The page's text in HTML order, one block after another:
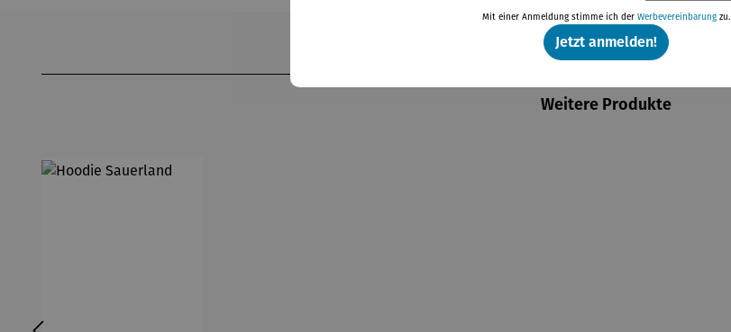
Weitere Produkte
Mit einer Anmeldung stimme ich der Werbevereinbarungzu.
Jetzt anmelden!